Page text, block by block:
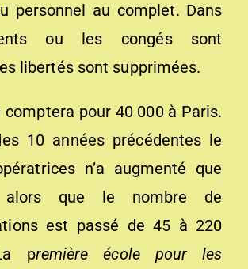
personnel au complet. Dans
ou les congés sont
libertés sont supprimées.
comptera pour 40 000 à Paris.
10 années précédentes le
n’a augmenté que
que le nombre de
est passé de 45 à 220
première école pour les